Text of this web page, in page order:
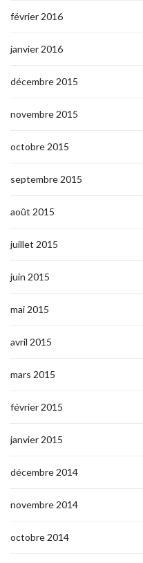
février 2016
janvier 2016
décembre 2015
novembre 2015
octobre 2015
septembre 2015
août 2015
juillet 2015
juin 2015
mai 2015
avril 2015
mars 2015
février 2015
janvier 2015
décembre 2014
novembre 2014
octobre 2014